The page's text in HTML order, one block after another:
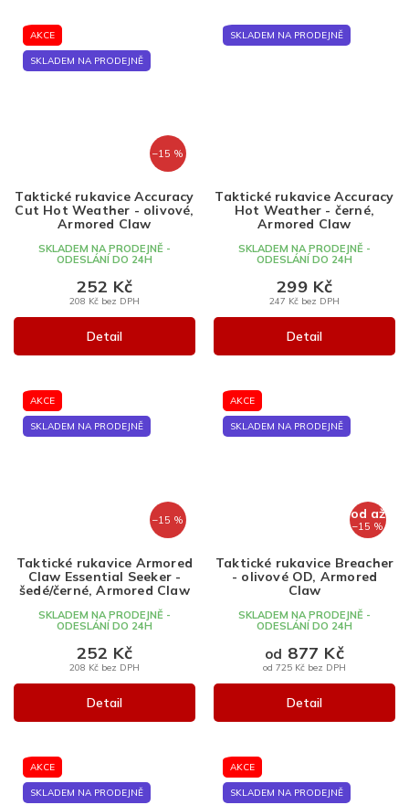
AKCE
SKLADEM NA PRODEJNĚ
–15 %
Taktické rukavice Accuracy
Cut Hot Weather - olivové,
Armored Claw
SKLADEM NA PRODEJNĚ -
ODESLÁNÍ DO 24H
208 Kč bez DPH
252 Kč
Detail
SKLADEM NA PRODEJNĚ
Taktické rukavice Accuracy
Hot Weather - černé,
Armored Claw
SKLADEM NA PRODEJNĚ -
ODESLÁNÍ DO 24H
247 Kč bez DPH
299 Kč
Detail
AKCE
SKLADEM NA PRODEJNĚ
–15 %
Taktické rukavice Armored
Claw Essential Seeker -
šedé/černé, Armored Claw
SKLADEM NA PRODEJNĚ -
ODESLÁNÍ DO 24H
208 Kč bez DPH
252 Kč
Detail
AKCE
SKLADEM NA PRODEJNĚ
od až
–15 %
Taktické rukavice Breacher
- olivové OD, Armored
Claw
SKLADEM NA PRODEJNĚ -
ODESLÁNÍ DO 24H
od 725 Kč bez DPH
od 877 Kč
Detail
AKCE
SKLADEM NA PRODEJNĚ
AKCE
SKLADEM NA PRODEJNĚ